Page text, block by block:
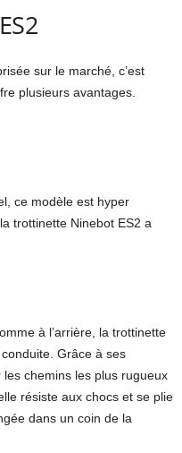
sur le marché, c’est
plusieurs avantages.
ce modèle est hyper
trottinette Ninebot ES2 a
à l’arrière, la trottinette
Grâce à ses
chemins les plus rugueux
résiste aux chocs et se plie
dans un coin de la